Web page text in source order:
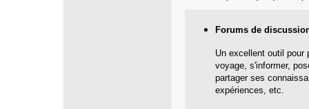
Forums de
Un excellent outil pour
voyage, s'informer,
partager ses
expériences, etc.